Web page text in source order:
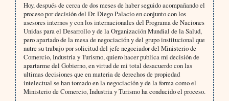
Hoy, después de cerca de dos meses de haber seguido acompañando el
proceso por decisión del Dr. Diego Palacio en conjunto con los
asesores internos y con los internacionales del Programa de Naciones
Unidas para el Desarrollo y de la Organización Mundial de la Salud,
pero apartado de la mesa de negociación y del grupo institucional que
nutre su trabajo por solicitud del jefe negociador del Ministerio de
Comercio, Industria y Turismo, quiero hacer publica mi decisión de
apartarme del Gobierno, en virtud de mi total desacuerdo con las
ultimas decisiones que en materia de derechos de propiedad
intelectual se han tomado en la negociación y de la forma como el
Ministerio de Comercio, Industria y Turismo ha conducido el proceso.